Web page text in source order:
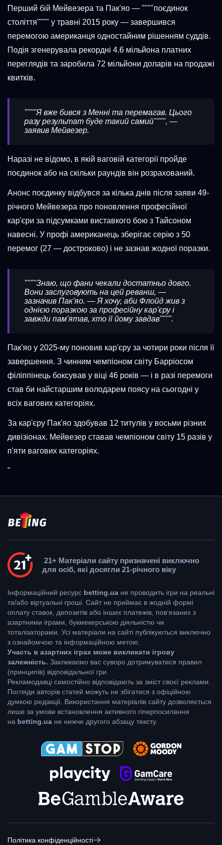
Перший бій Мейвезера та Пак'яо — """"поєдинок
століття"""" у травні 2015 року — завершився
перемогою американця одностайним рішенням суддів.
Подія згенерувала рекордні 4.6 мільйона платних
переглядів та заробила 72 мільйони доларів на продажі
квитків.
""""Я вже бився з Менні та перемагав. Цього
разу результат буде такий самий"""", —
заявив Мейвезер.
Наразі не відомо, в якій ваговій категорії пройде
поєдинок або на скільки раундів він розрахований.
Анонс поєдинку відбувся за кілька днів після заяви 49-
річного Мейвезера про поновлення професійної
кар'єри за підсумками виставкого бою з Тайсоном
навесні. У профі американець зберігає серію з 50
перемог (27 — достроково) і не зазнав жодної поразки.
""""Знаю, що фани чекали достатньо довго.
Вони заслуговують на цей реванш, —
зазначив Пак'яо. — Я хочу, аби Флойд жив з
однією поразкою за професійну кар'єру і
завжди пам'ятав, хто її йому завдав"""".
Пак'яо у 2025-му поновив кар'єру за чотири роки після її
завершення. З чинним чемпіоном світу Барріосом
філіппінець боксував у віці 46 років — і в разі перемоги
став би найстаршим володарем поясу на сьогодні у
всіх вагових категоріях.
За кар'єру Пак'яо здобував 12 титулів у восьми різних
дивізіонах. Мейвезер ставав чемпіоном світу 15 разів у
п'яти вагових категоріях.
"
21+ Матеріали сайту призначені виключно
для осіб, які досягли 21-річного віку
Інформаційний ресурс betting.ua не проводить ігри на реальні
та/або віртуальні гроші. Сайт не приймає в жодній формі
оплату ставок, депозитів або інших платежів, пов’язаних з
азартними іграми, букмекерською діяльністю чи
тоталізаторами. Усі матеріали на сайті публікуються виключно
з ознайомчою та інформаційною метою.
Участь в азартних іграх може викликати ігрову
залежність. Закликаємо вас суворо дотримуватися правил
(принципів) відповідальної гри.
Рекламодавці самостійно відповідають за зміст своєї реклами.
Погляди авторів статей можуть не збігатися з офіційною
думкою редакції. Використання матеріалів сайту дозволяється
лише за умови встановлення активного гіперпосилання
на betting.ua не нижче другого абзацу тексту.
Політика конфіденційності